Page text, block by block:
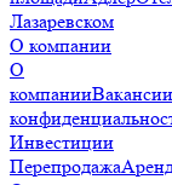
Лазаревском
О компании
О
компанииВакансии
Инвестиции
Перепродажа